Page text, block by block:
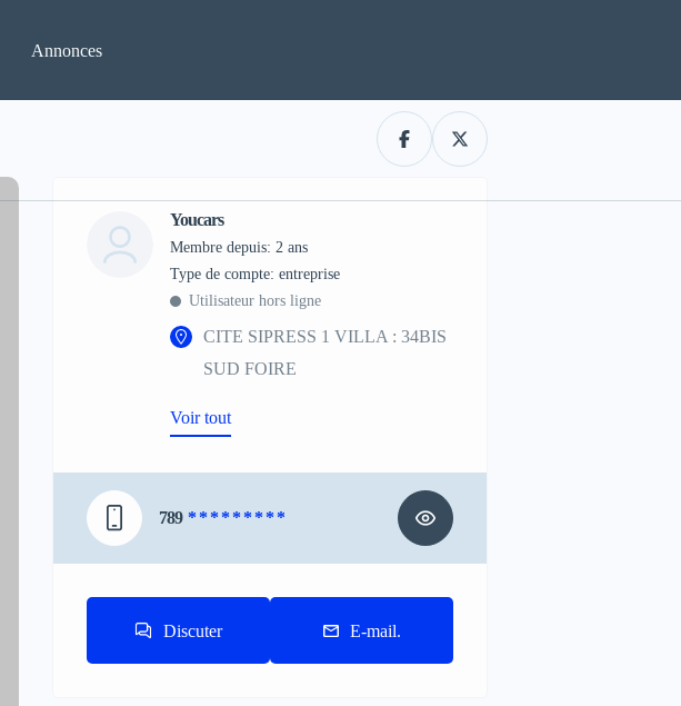
Annonces
Youcars
Membre depuis: 2 ans
type de compte: entreprise
Utilisateur hors ligne
CITE SIPRESS 1 VILLA : 34BIS
SUD FOIRE
Voir tout
789 * * * * * * * * *
Discuter E-mail.